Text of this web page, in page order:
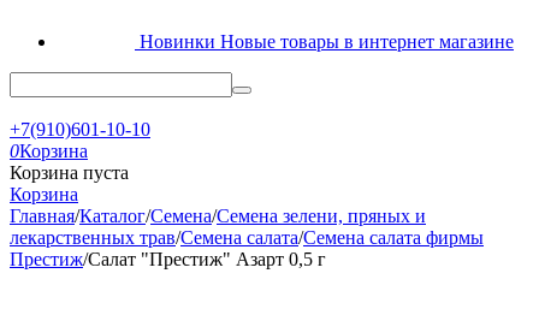
Новинки Новые товары в интернет магазине
+7(910)601-10-10
0Корзина
Корзина пуста
Корзина
Главная/Каталог/Семена/Семена зелени, пряных и
лекарственных трав/Семена салата/Семена салата фирмы
Престиж/Салат "Престиж" Азарт 0,5 г